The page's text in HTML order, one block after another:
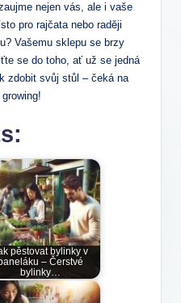
nejen vás, ale i vaše
pro rajčata nebo raději
Vašemu sklepu se ‍brzy
se do toho, ať už‌ se jedná
zdobit⁢ svůj stůl – čeká na
pěstovat bylinky v
– Čerstvé
bylinky…